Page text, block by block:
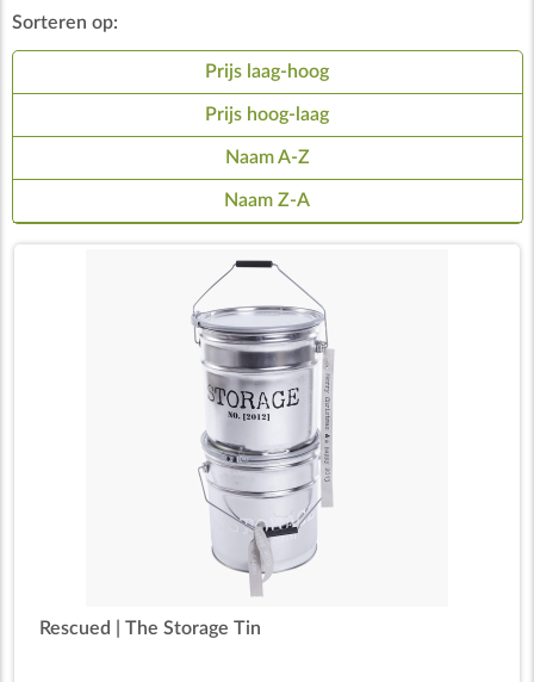
Sorteren op:
Prijs laag-hoog
Prijs hoog-laag
Naam A-Z
Naam Z-A
Rescued | The Storage Tin